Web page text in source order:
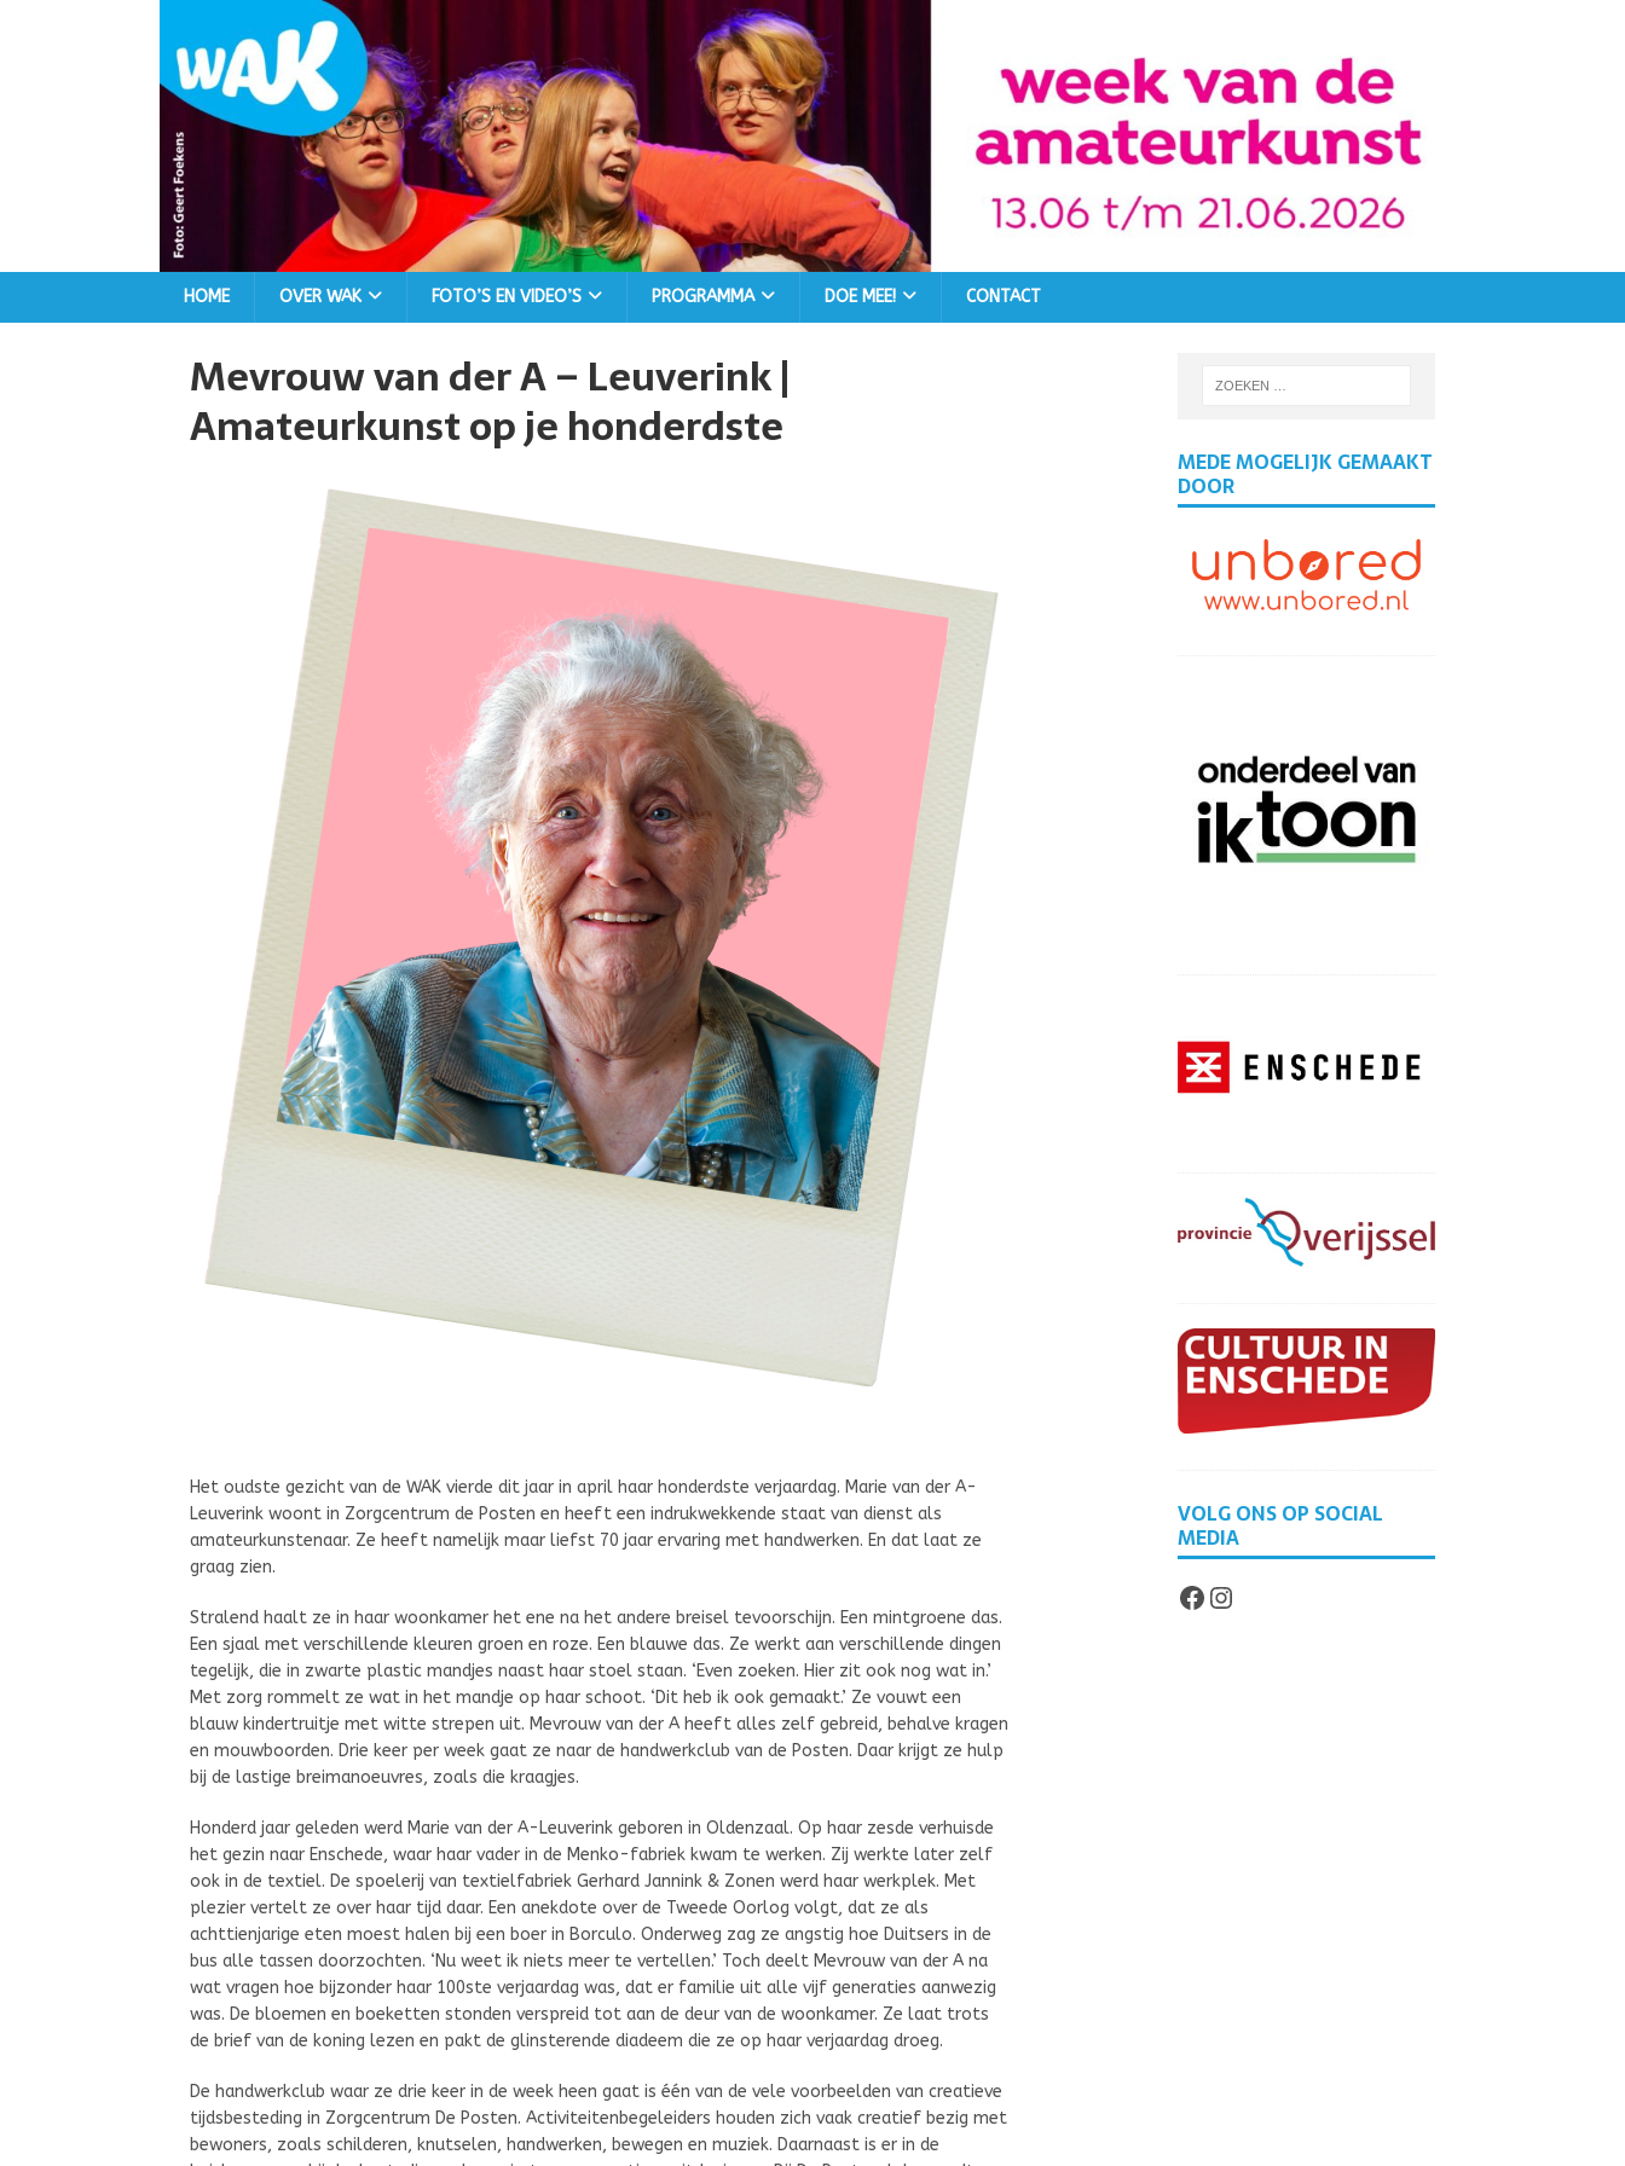
HOME OVER WAK FOTO’S EN VIDEO’S PROGRAMMA DOE MEE! CONTACT
Mevrouw van der A – Leuverink |
Amateurkunst op je honderdste
Het oudste gezicht van de WAK vierde dit jaar in april haar honderdste verjaardag. Marie van der A-
Leuverink woont in Zorgcentrum de Posten en heeft een indrukwekkende staat van dienst als
amateurkunstenaar. Ze heeft namelijk maar liefst 70 jaar ervaring met handwerken. En dat laat ze
graag zien.
Stralend haalt ze in haar woonkamer het ene na het andere breisel tevoorschijn. Een mintgroene das.
Een sjaal met verschillende kleuren groen en roze. Een blauwe das. Ze werkt aan verschillende dingen
tegelijk, die in zwarte plastic mandjes naast haar stoel staan. ‘Even zoeken. Hier zit ook nog wat in.’
Met zorg rommelt ze wat in het mandje op haar schoot. ‘Dit heb ik ook gemaakt.’ Ze vouwt een
blauw kindertruitje met witte strepen uit. Mevrouw van der A heeft alles zelf gebreid, behalve kragen
en mouwboorden. Drie keer per week gaat ze naar de handwerkclub van de Posten. Daar krijgt ze hulp
bij de lastige breimanoeuvres, zoals die kraagjes.
Honderd jaar geleden werd Marie van der A-Leuverink geboren in Oldenzaal. Op haar zesde verhuisde
het gezin naar Enschede, waar haar vader in de Menko-fabriek kwam te werken. Zij werkte later zelf
ook in de textiel. De spoelerij van textielfabriek Gerhard Jannink & Zonen werd haar werkplek. Met
plezier vertelt ze over haar tijd daar. Een anekdote over de Tweede Oorlog volgt, dat ze als
achttienjarige eten moest halen bij een boer in Borculo. Onderweg zag ze angstig hoe Duitsers in de
bus alle tassen doorzochten. ‘Nu weet ik niets meer te vertellen.’ Toch deelt Mevrouw van der A na
wat vragen hoe bijzonder haar 100ste verjaardag was, dat er familie uit alle vijf generaties aanwezig
was. De bloemen en boeketten stonden verspreid tot aan de deur van de woonkamer. Ze laat trots
de brief van de koning lezen en pakt de glinsterende diadeem die ze op haar verjaardag droeg.
De handwerkclub waar ze drie keer in de week heen gaat is één van de vele voorbeelden van creatieve
tijdsbesteding in Zorgcentrum De Posten. Activiteitenbegeleiders houden zich vaak creatief bezig met
bewoners, zoals schilderen, knutselen, handwerken, bewegen en muziek. Daarnaast is er in de
MEDE MOGELIJK GEMAAKT
DOOR
VOLG ONS OP SOCIAL
MEDIA